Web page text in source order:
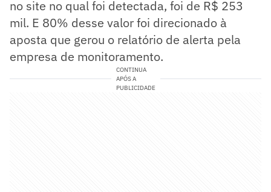
no site no qual foi detectada, foi de R$ 253
mil. E 80% desse valor foi direcionado à
aposta que gerou o relatório de alerta pela
empresa de monitoramento.
CONTINUA
APÓS A
PUBLICIDADE